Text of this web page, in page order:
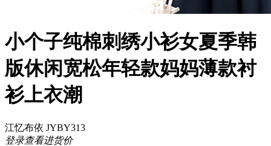
小个子纯棉刺绣小衫女夏季韩
版休闲宽松年轻款妈妈薄款衬
衫上衣潮
江忆布依 JYBY313
登录查看进货价